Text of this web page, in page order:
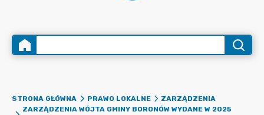
STRONA GŁÓWNA PRAWO LOKALNE
ZARZĄDZENIA
ZARZĄDZENIA WÓJTA GMINY BORONÓW WYDANE W 2025